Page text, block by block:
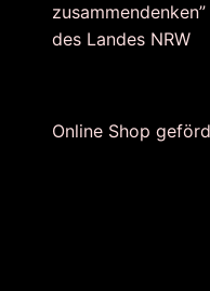
des Landes NRW
Online Shop